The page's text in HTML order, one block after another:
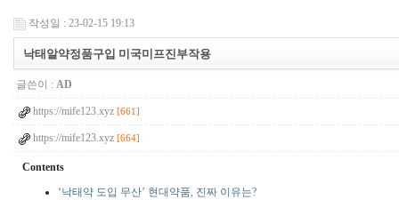
작성일 : 23-02-15 19:13
낙태알약정품구입 미국미프진부작용
글쓴이 : AD
https://mife123.xyz [661]
https://mife123.xyz [664]
Contents
‘낙태약 도입 무산’ 현대약품, 진짜 이유는?